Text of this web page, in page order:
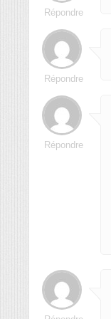
Répondre
Répondre
Répondre